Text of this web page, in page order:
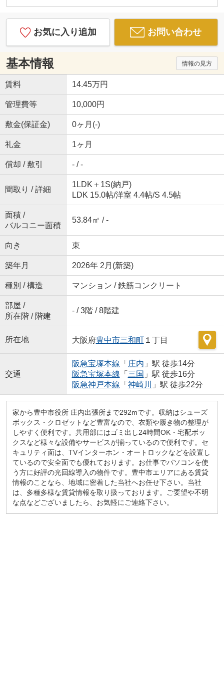
お気に入り追加 お問い合わせ
基本情報 情報の見方
賃料 14.45万円
管理費等 10,000円
敷金(保証金) 0ヶ月(-)
礼金 1ヶ月
償却 / 敷引 - / -
間取り / 詳細
1LDK＋1S(納戸)
LDK 15.0帖/洋室 4.4帖/S 4.5帖
面積 /
バルコニー面積
53.84㎡ / -
向き 東
築年月 2026年 2月(新築)
種別 / 構造 マンション / 鉄筋コンクリート
部屋 /
所在階 / 階建
- / 3階 / 8階建
所在地 大阪府豊中市三和町１丁目
交通
阪急宝塚本線 「 庄内 」駅 徒歩14分
阪急宝塚本線 「 三国 」駅 徒歩16分
阪急神戸本線 「 神崎川 」駅 徒歩22分
家から豊中市役所 庄内出張所まで292mです。収納はシューズ
ボックス・クロゼットなど豊富なので、衣類や履き物の整理が
しやすく便利です。共用部にはゴミ出し24時間OK・宅配ボッ
クスなど様々な設備やサービスが揃っているので便利です。セ
キュリティ面は、TVインターホン・オートロックなどを設置し
ているので安全面でも優れております。お仕事でパソコンを使
う方に好評の光回線導入の物件です。豊中市エリアにある賃貸
情報のことなら、地域に密着した当社へお任せ下さい。当社
は、多種多様な賃貸情報を取り扱っております。ご要望や不明
な点などございましたら、お気軽にご連絡下さい。